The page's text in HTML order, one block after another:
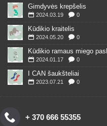
Gimdyvės krepšelis
2024.03.19 0
Kūdikio kraitelis
2024.05.20 0
Kūdikio ramaus miego
2024.01.17 0
I CAN šaukšteliai
2023.07.21 0
+ 370 666 55355